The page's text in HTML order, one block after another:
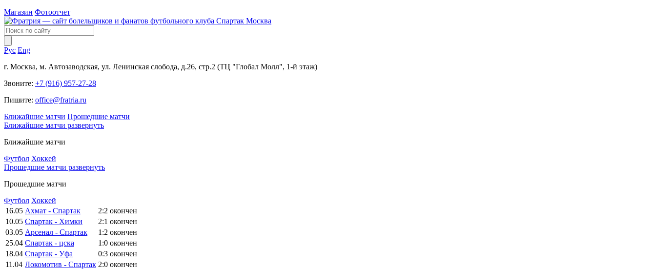
Магазин Фотоотчет
Рус Eng
г. Москва, м. Автозаводская, ул. Ленинская слобода, д.26, стр.2 (ТЦ "Глобал Молл", 1-й этаж)
Звоните: +7 (916) 957-27-28
Пишите: office@fratria.ru
Ближайшие матчи Прошедшие матчи
Ближайшие матчи развернуть
Ближайшие матчи
Футбол Хоккей
Прошедшие матчи развернуть
Прошедшие матчи
Футбол Хоккей
16.05 Ахмат - Спартак 2:2 окончен
10.05 Спартак - Химки 2:1 окончен
03.05 Арсенал - Спартак 1:2 окончен
25.04 Спартак - цска 1:0 окончен
18.04 Спартак - Уфа 0:3 окончен
11.04 Локомотив - Спартак 2:0 окончен